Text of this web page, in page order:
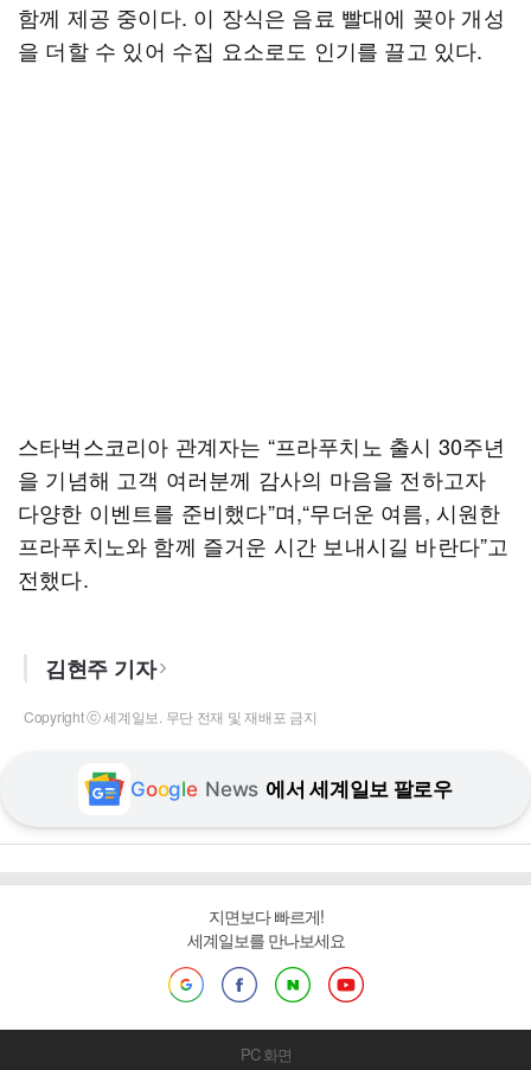
함께 제공 중이다. 이 장식은 음료 빨대에 꽂아 개성
을 더할 수 있어 수집 요소로도 인기를 끌고 있다.
스타벅스코리아 관계자는 “프라푸치노 출시 30주년
을 기념해 고객 여러분께 감사의 마음을 전하고자
다양한 이벤트를 준비했다”며,“무더운 여름, 시원한
프라푸치노와 함께 즐거운 시간 보내시길 바란다”고
전했다.
김현주 기자
Copyright ⓒ 세계일보. 무단 전재 및 재배포 금지
Google News 에서 세계일보 팔로우
지면보다 빠르게!
세계일보를 만나보세요
PC 화면